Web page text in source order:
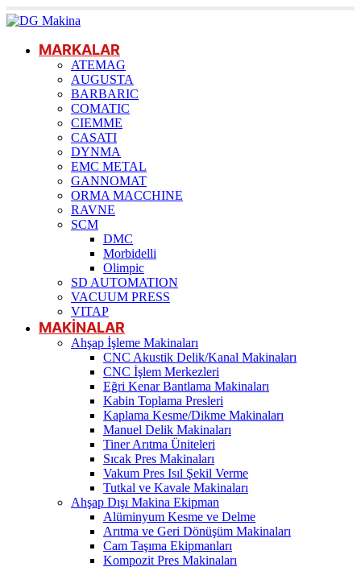
MARKALAR
ATEMAG
AUGUSTA
BARBARIC
COMATIC
CIEMME
CASATI
DYNMA
EMC METAL
GANNOMAT
ORMA MACCHINE
RAVNE
SCM
DMC
Morbidelli
Olimpic
SD AUTOMATION
VACUUM PRESS
VITAP
MAKİNALAR
Ahşap İşleme Makinaları
CNC Akustik Delik/Kanal Makinaları
CNC İşlem Merkezleri
Eğri Kenar Bantlama Makinaları
Kabin Toplama Presleri
Kaplama Kesme/Dikme Makinaları
Manuel Delik Makinaları
Tiner Arıtma Üniteleri
Sıcak Pres Makinaları
Vakum Pres Isıl Şekil Verme
Tutkal ve Kavale Makinaları
Ahşap Dışı Makina Ekipman
Alüminyum Kesme ve Delme
Arıtma ve Geri Dönüşüm Makinaları
Cam Taşıma Ekipmanları
Kompozit Pres Makinaları